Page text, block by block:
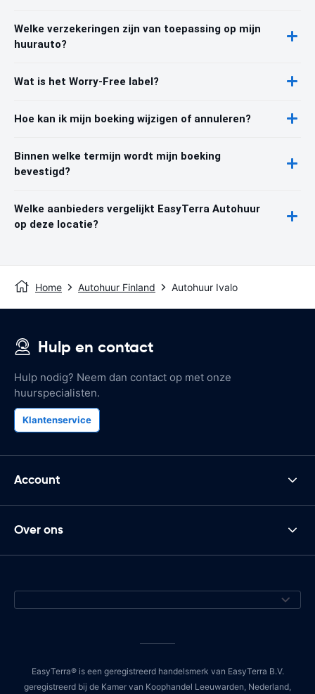
Welke verzekeringen zijn van toepassing op mijn
huurauto?
Wat is het Worry-Free label?
Hoe kan ik mijn boeking wijzigen of annuleren?
Binnen welke termijn wordt mijn boeking
bevestigd?
Welke aanbieders vergelijkt EasyTerra Autohuur
op deze locatie?
Home Autohuur Finland Autohuur Ivalo
Hulp en contact
Hulp nodig? Neem dan contact op met onze
huurspecialisten.
Klantenservice
Account
Over ons
EasyTerra® is een geregistreerd handelsmerk van EasyTerra B.V.
geregistreerd bij de Kamer van Koophandel Leeuwarden, Nederland,